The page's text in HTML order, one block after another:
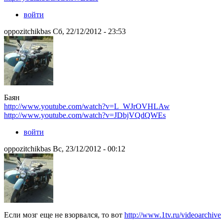
войти
oppozitchikbas Сб, 22/12/2012 - 23:53
Баян
http://www.youtube.com/watch?v=L_WJrOVHLAw
http://www.youtube.com/watch?v=JDbjVQdQWEs
войти
oppozitchikbas Вс, 23/12/2012 - 00:12
Если мозг еще не взорвался, то вот http://www.1tv.ru/